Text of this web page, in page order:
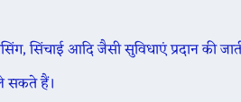
सिंचाई आदि जैसी सुविधाएं प्रदान की
सकते हैं।